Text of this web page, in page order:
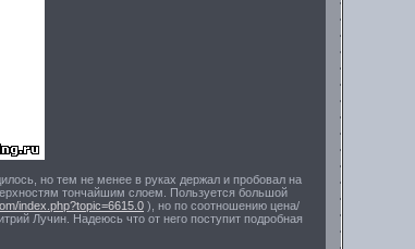
но тем не менее в руках держал и пробовал на
тончайшим слоем. Пользуется большой
index.php?topic=6615.0 ), но по соотношению цена/
Лучин. Надеюсь что от него поступит подробная